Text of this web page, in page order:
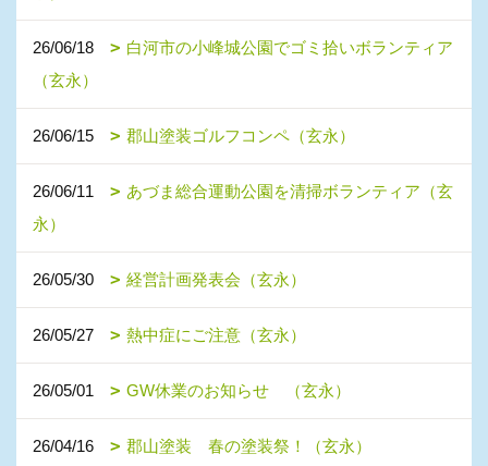
26/06/18
白河市の小峰城公園でゴミ拾いボランティア
（玄永）
26/06/15 郡山塗装ゴルフコンペ（玄永）
26/06/11
あづま総合運動公園を清掃ボランティア（玄
永）
26/05/30 経営計画発表会（玄永）
26/05/27 熱中症にご注意（玄永）
26/05/01 GW休業のお知らせ （玄永）
26/04/16 郡山塗装 春の塗装祭！（玄永）